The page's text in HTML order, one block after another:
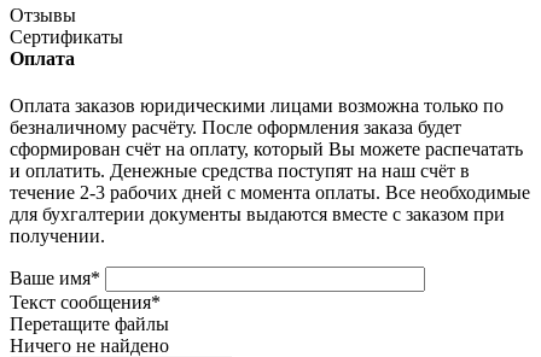
Отзывы
Сертификаты
Оплата
Оплата заказов юридическими лицами возможна только по
безналичному расчёту. После оформления заказа будет
сформирован счёт на оплату, который Вы можете распечатать
и оплатить. Денежные средства поступят на наш счёт в
течение 2-3 рабочих дней с момента оплаты. Все необходимые
для бухгалтерии документы выдаются вместе с заказом при
получении.
Ваше имя*
Текст сообщения*
Перетащите файлы
Ничего не найдено